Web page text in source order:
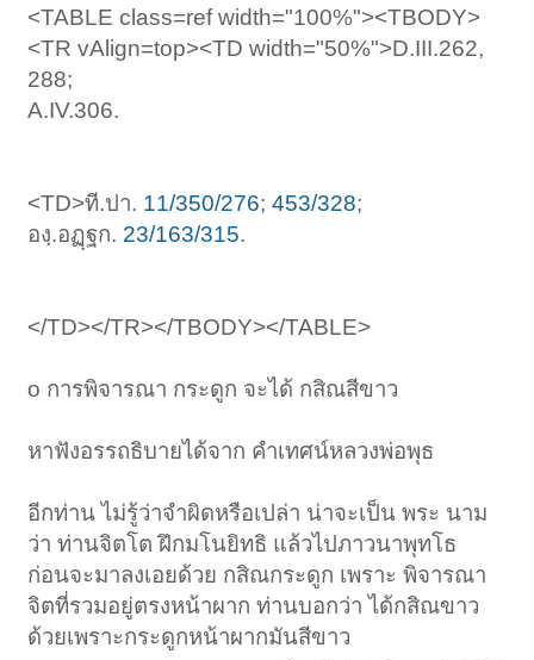
<TABLE class=ref width="100%"><TBODY>
<TR vAlign=top><TD width="50%">D.III.262,
288;
A.IV.306.
<TD>ที.ปา. 11/350/276;453/328;
องฺ.อฏฺฐก. 23/163/315.
</TD></TR></TBODY></TABLE>
o การพิจารณา กระดูก จะได้ กสิณสีขาว
หาฟังอรรถธิบายได้จาก คำเทศน์หลวงพ่อพุธ
อีกท่าน ไม่รู้ว่าจำผิดหรือเปล่า น่าจะเป็น พระ นาม
ว่า ท่านจิตโต ฝึกมโนยิทธิ แล้วไปภาวนาพุทโธ
ก่อนจะมาลงเอยด้วย กสิณกระดูก เพราะ พิจารณา
จิตที่รวมอยู่ตรงหน้าผาก ท่านบอกว่า ได้กสิณขาว
ด้วยเพราะกระดูกหน้าผากมันสีขาว